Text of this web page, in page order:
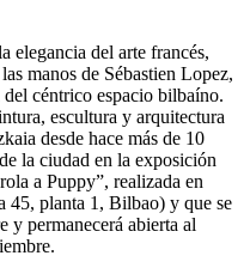
elegancia del arte francés,
manos de Sébastien Lopez,
céntrico espacio bilbaíno.
escultura y arquitectura
desde hace más de 10
la ciudad en la exposición
a Puppy”, realizada en
45, planta 1, Bilbao) y que se
y permanecerá abierta al